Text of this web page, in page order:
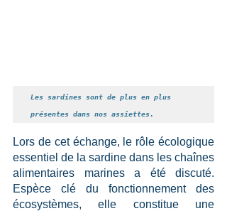
Les sardines sont de plus en plus
présentes dans nos assiettes.
Lors de cet échange, le rôle écologique
essentiel de la sardine dans les chaînes
alimentaires marines a été discuté.
Espèce clé du fonctionnement des
écosystèmes, elle constitue une